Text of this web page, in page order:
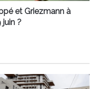
et Griezmann à
juin ?